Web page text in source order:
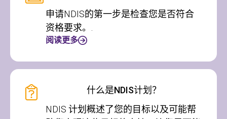
申请NDIS的第一步是检查您是否符合
资格要求。.
阅读更多
什么是NDIS计划？
NDIS 计划概述了您的目标以及可能帮